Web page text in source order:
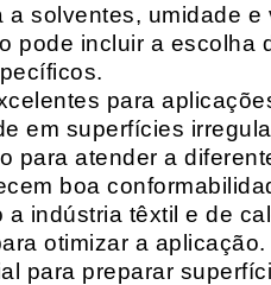
a solventes, umidade
pode incluir a escolha
para
em superfícies
para atender a
boa
indústria têxtil e de
otimizar a aplicação.
para preparar